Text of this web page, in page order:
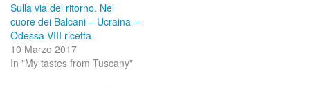
Sulla via del ritorno. Nel
cuore dei Balcani – Ucraina –
Odessa VIII ricetta
10 Marzo 2017
In "My tastes from Tuscany"